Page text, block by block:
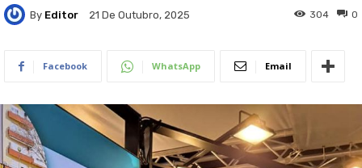
By Editor 21 De Outubro, 2025 0
304
Facebook WhatsApp Email